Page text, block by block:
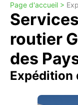
Page d'accueil >
routier
des
Expédition